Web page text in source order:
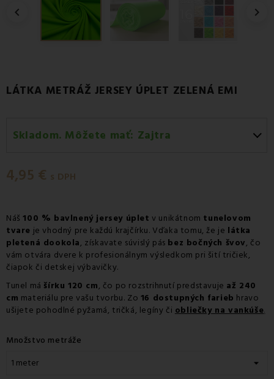
 
LÁTKA METRÁŽ JERSEY ÚPLET ZELENÁ EMI
Skladom. Môžete mať: Zajtra
Zajtra -Vyzdvihnutie na predajni
Zajtra -Osobný odber v odbernom mieste GLS
Streda 12.08 - Packeta doručenie kuriérom na adresu
4,95 € s DPH
Náš100 % bavlnený jersey úplet v unikátnom tunelovom
tvare je vhodný pre každú krajčírku. Vďaka tomu, že je látka
pletená dookola, získavate súvislý pás bez bočných švov, čo
vám otvára dvere k profesionálnym výsledkom pri šití tričiek,
čiapok či detskej výbavičky.
Tunel má šírku 120 cm, čo po rozstrihnutí predstavuje až 240
cm materiálu pre vašu tvorbu. Zo 16 dostupných farieb hravo
ušijete pohodlné pyžamá, tričká, legíny či obliečky na vankúše
Množstvo metráže